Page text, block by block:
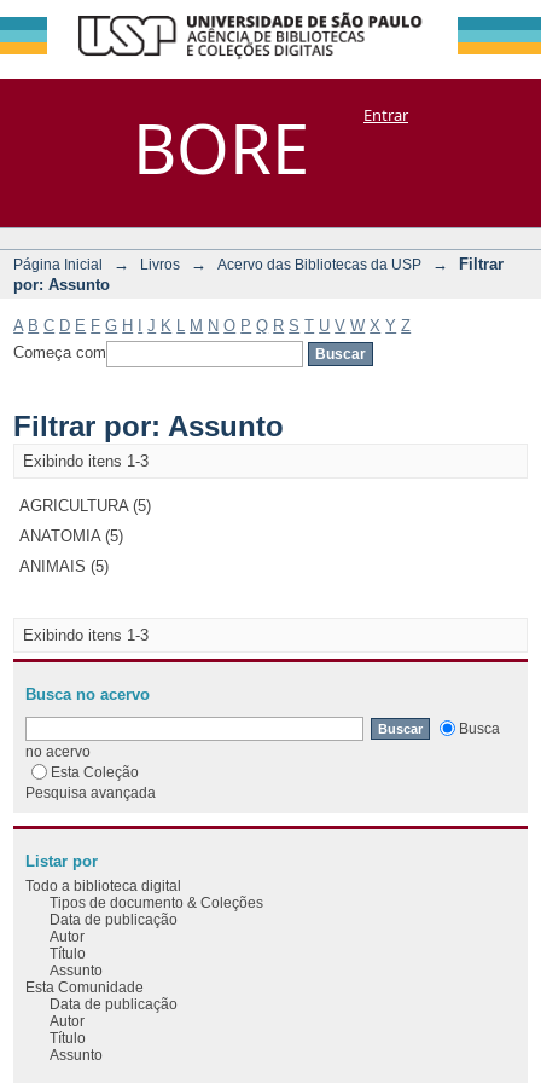
BORE
Filtrar por:
Assunto
DSpace/Manakin + CoriscoEntrar
Página Inicial → Livros → Acervo das Bibliotecas da USP →
Filtrar
por: Assunto
A B C D E F G H J K M N O P Q R S T U V W X Y Z
Começa com
Filtrar por: Assunto
Exibindo itens 1-3
AGRICULTURA (5)
ANATOMIA (5)
ANIMAIS (5)
Exibindo itens 1-3
Busca no acervo
Busca
no acervo
Esta Coleção
Pesquisa avançada
Listar por
Todo a biblioteca digital
Tipos de documento & Coleções
Data de publicação
Autor
Título
Assunto
Esta Comunidade
Data de publicação
Autor
Título
Assunto